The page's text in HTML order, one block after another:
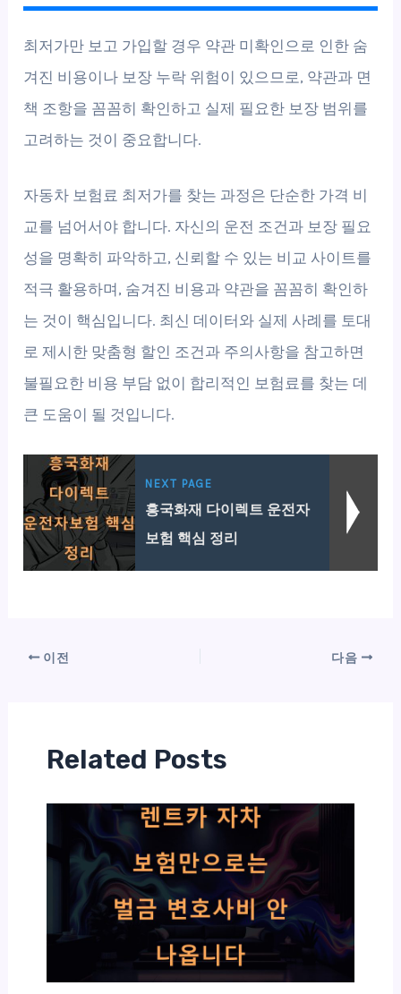
최저가만 보고 가입할 경우 약관 미확인으로 인한 숨
겨진 비용이나 보장 누락 위험이 있으므로, 약관과 면
책 조항을 꼼꼼히 확인하고 실제 필요한 보장 범위를
고려하는 것이 중요합니다.
자동차 보험료 최저가를 찾는 과정은 단순한 가격 비
교를 넘어서야 합니다. 자신의 운전 조건과 보장 필요
성을 명확히 파악하고, 신뢰할 수 있는 비교 사이트를
적극 활용하며, 숨겨진 비용과 약관을 꼼꼼히 확인하
는 것이 핵심입니다. 최신 데이터와 실제 사례를 토대
로 제시한 맞춤형 할인 조건과 주의사항을 참고하면
불필요한 비용 부담 없이 합리적인 보험료를 찾는 데
큰 도움이 될 것입니다.
NEXT PAGE
흥국화재 다이렉트 운전자
보험 핵심 정리
이전 다음
Related Posts